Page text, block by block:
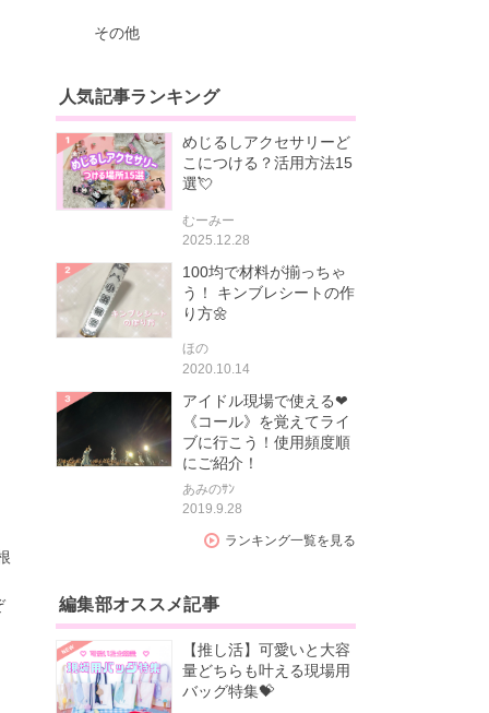
その他
人気記事ランキング
めじるしアクセサリーど
こにつける？活用方法15
選💘
むーみー
2025.12.28
100均で材料が揃っちゃ
う！ キンブレシートの作
り方🌼
ほの
2020.10.14
アイドル現場で使える❤
《コール》を覚えてライ
ブに行こう！使用頻度順
にご紹介！
あみのｻﾝ
2019.9.28
ランキング一覧を見る
編集部オススメ記事
【推し活】可愛いと大容
量どちらも叶える現場用
バッグ特集💝